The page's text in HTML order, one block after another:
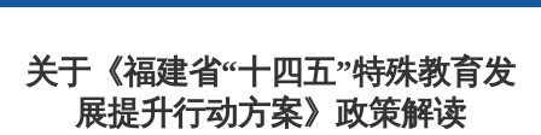
关于《福建省“十四五”特殊教育发
展提升行动方案》政策解读